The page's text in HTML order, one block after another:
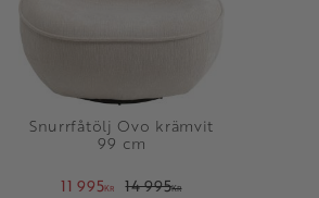
Snurrfåtölj Ovo krämvit
99 cm
11 995KR 14 995KR